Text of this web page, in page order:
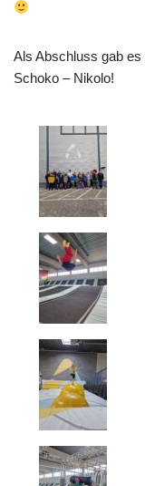
Als Abschluss gab es
Schoko – Nikolo!